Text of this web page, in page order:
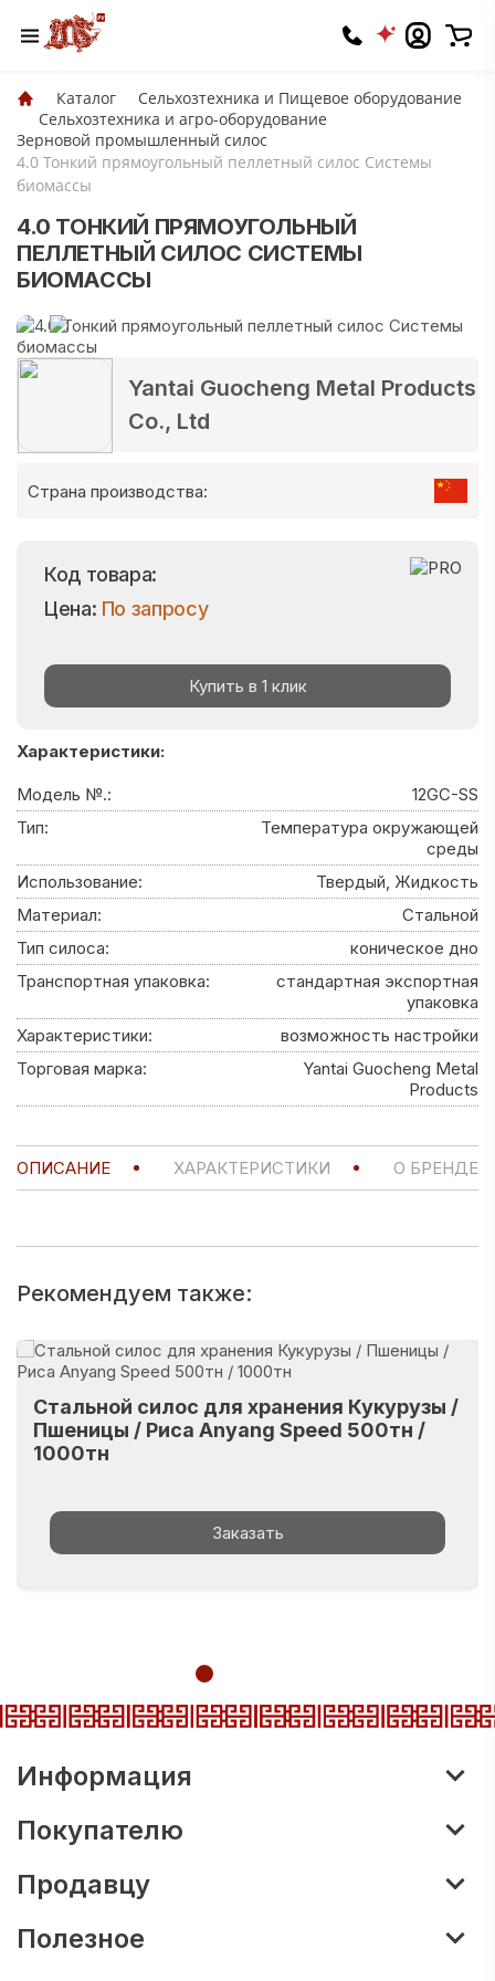
Каталог
Сельхозтехника и Пищевое оборудование
Сельхозтехника и агро-оборудование
Зерновой промышленный силос
4.0 Тонкий прямоугольный пеллетный силос Системы
биомассы
4.0 ТОНКИЙ ПРЯМОУГОЛЬНЫЙ
ПЕЛЛЕТНЫЙ СИЛОС СИСТЕМЫ
БИОМАССЫ
Yantai Guocheng Metal Products
Co., Ltd
Страна производства:
Код товара:
Цена: По запросу
Купить в 1 клик
Характеристики:
Модель №.:
12GC-SS
Тип:
Температура окружающей
среды
Использование:
Твердый, Жидкость
Материал:
Стальной
Тип силоса:
коническое дно
Транспортная упаковка:
стандартная экспортная
упаковка
Характеристики:
возможность настройки
Торговая марка:
Yantai Guocheng Metal
Products
ОПИСАНИЕ ХАРАКТЕРИСТИКИ О БРЕНДЕ
Рекомендуем также:
Стальной силос для хранения Кукурузы /
Пшеницы / Риса Anyang Speed 500тн /
1000тн
Заказать
Информация
Покупателю
Продавцу
Полезное